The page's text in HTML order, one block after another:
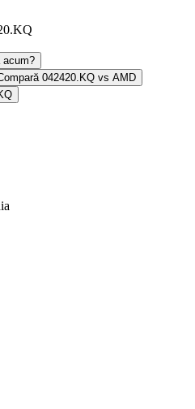
acum?
042420.KQ vs AMD